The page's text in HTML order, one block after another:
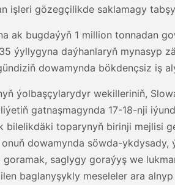
işleri gözegçilikde saklamagy
ak bugdaýyň 1 million tonnadan
ýyllygyna daýhanlaryň mynasyp
dowamynda bökdençsiz iş
ýolbaşçylarydyr wekilleriniň,
gatnaşmagynda 17-18-nji
toparynyň birinji mejlisi
dowamynda söwda-ykdysady,
saglygy goraýyş we
baglanyşykly meseleler ara